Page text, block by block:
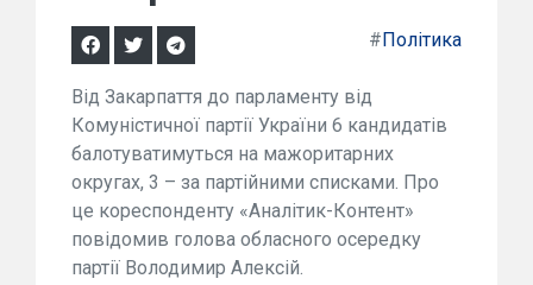
#Політика
Від Закарпаття до парламенту від
Комуністичної партії України 6 кандидатів
балотуватимуться на мажоритарних
округах, 3 – за партійними списками. Про
це кореспонденту «Аналітик-Контент»
повідомив голова обласного осередку
партії Володимир Алексій.